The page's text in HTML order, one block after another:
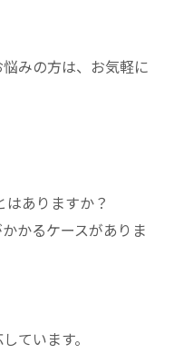
みの方は、お気軽に
ありますか？
かるケースがありま
ています。